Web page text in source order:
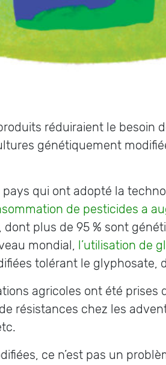
réduiraient le besoin
génétiquement
qui ont adopté la
de pesticides a
plus de 95 % sont
mondial, l’utilisation de
tolérant le glyphosate,
agricoles ont été prises
résistances chez les
ce n’est pas un